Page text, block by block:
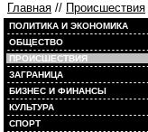
Главная // Происшествия
ПОЛИТИКА И ЭКОНОМИКА
ОБЩЕСТВО
ПРОИСШЕСТВИЯ
ЗАГРАНИЦА
БИЗНЕС И ФИНАНСЫ
КУЛЬТУРА
СПОРТ